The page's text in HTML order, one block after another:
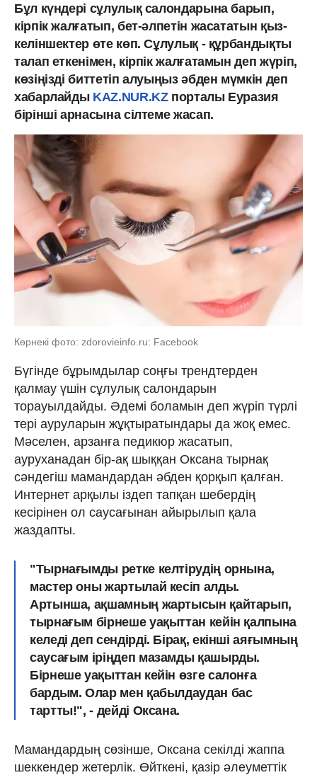
Бұл күндері сұлулық салондарына барып,
кірпік жалғатып, бет-әлпетін жасататын қыз-
келіншектер өте көп. Сұлулық - құрбандықты
талап еткенімен, кірпік жалғатамын деп жүріп,
көзіңізді биттетіп алуыңыз әбден мүмкін деп
хабарлайды KAZ.NUR.KZпорталы Еуразия
бірінші арнасына сілтеме жасап.
Көрнекі фото: zdorovieinfo.ru: Facebook
Бүгінде бұрымдылар соңғы трендтерден
қалмау үшін сұлулық салондарын
торауылдайды. Әдемі боламын деп жүріп түрлі
тері ауруларын жұқтыратындары да жоқ емес.
Мәселен, арзанға педикюр жасатып,
ауруханадан бір-ақ шыққан Оксана тырнақ
сәндегіш мамандардан әбден қорқып қалған.
Интернет арқылы іздеп тапқан шебердің
кесірінен ол саусағынан айырылып қала
жаздапты.
"Тырнағымды ретке келтірудің орнына,
мастер оны жартылай кесіп алды.
Артынша, ақшамның жартысын қайтарып,
тырнағым бірнеше уақыттан кейін қалпына
келеді деп сендірді. Бірақ, екінші аяғымның
саусағым іріңдеп мазамды қашырды.
Бірнеше уақыттан кейін өзге салонға
бардым. Олар мен қабылдаудан бас
тартты!", - дейді Оксана.
Мамандардың сөзінше, Оксана секілді жаппа
шеккендер жетерлік. Өйткені, қазір әлеуметтік